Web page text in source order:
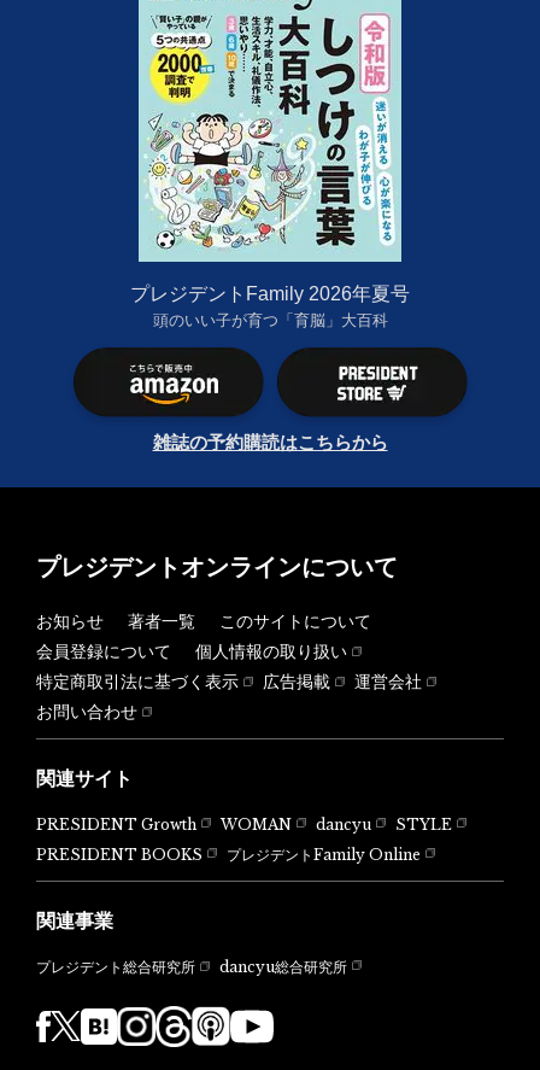
プレジデントFamily 2026年夏号
頭のいい子が育つ「育脳」大百科
雑誌の予約購読はこちらから
プレジデントオンラインについて
お知らせ 著者一覧
このサイトについて
会員登録について
個人情報の取り扱い
特定商取引法に基づく表示
広告掲載
運営会社
お問い合わせ
関連サイト
PRESIDENT Growth WOMAN dancyu
STYLE
PRESIDENT BOOKS
プレジデントFamily Online
関連事業
プレジデント総合研究所 dancyu総合研究所